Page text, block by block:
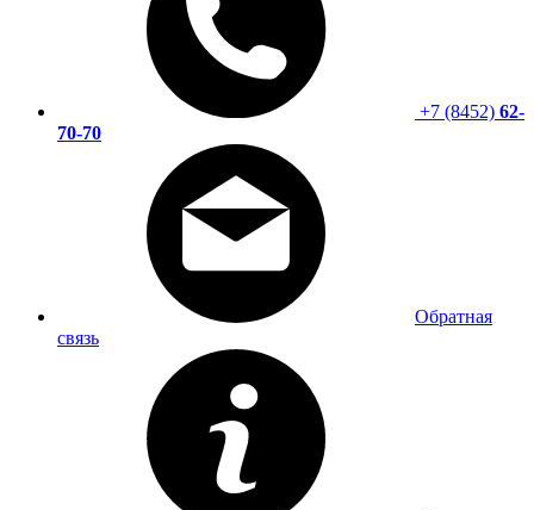
+7 (8452) 62-
70-70
Обратная
связь